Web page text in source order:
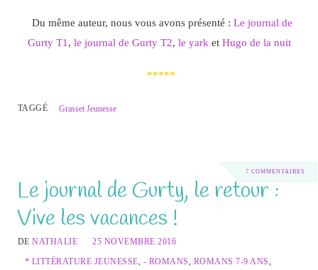
Du même auteur, nous vous avons présenté : Le journal de
Gurty T1 , le journal de Gurty T2, le yark et Hugo de la nuit
*****
TAGGÉ Grasset Jeunesse
7 COMMENTAIRES
Le journal de Gurty, le retour :
Vive les vacances !
DENATHALIE
25 NOVEMBRE 2016
* LITTÉRATURE JEUNESSE, - ROMANS, ROMANS 7-9 ANS,